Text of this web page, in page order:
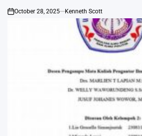
on
October 28, 2025 Kenneth Scott